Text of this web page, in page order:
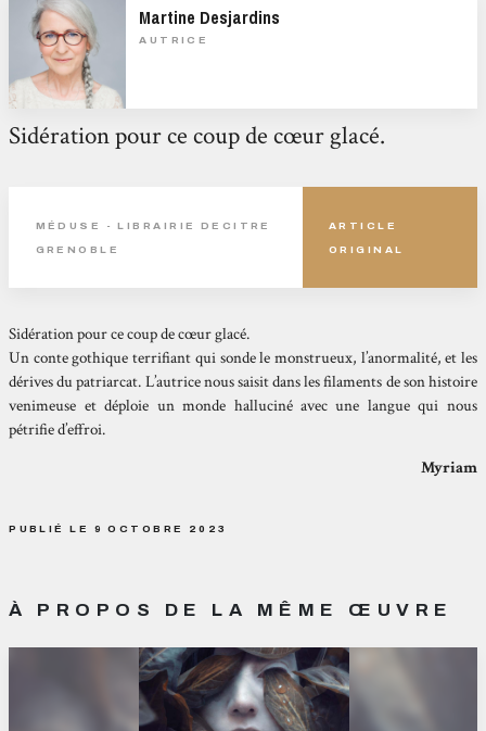
Martine Desjardins
AUTRICE
Sidération pour ce coup de cœur glacé.
MÉDUSE - LIBRAIRIE DECITRE
GRENOBLE
ARTICLE
ORIGINAL
Sidération pour ce coup de cœur glacé.
Un conte gothique terrifiant qui sonde le monstrueux, l’anormalité, et les
dérives du patriarcat. L’autrice nous saisit dans les filaments de son histoire
venimeuse et déploie un monde halluciné avec une langue qui nous
pétrifie d’effroi.
Myriam
PUBLIÉ LE 9 OCTOBRE 2023
À PROPOS DE LA MÊME ŒUVRE